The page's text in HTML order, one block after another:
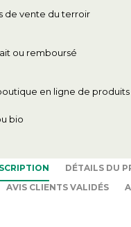
de vente du terroir
ou remboursé
en ligne de
bio
DÉTAILS DU
AVIS CLIENTS VALIDÉS